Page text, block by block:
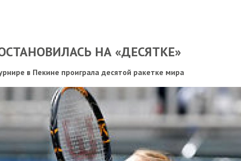
НА «ДЕСЯТКЕ»
в Пекине проиграла десятой ракетке мира